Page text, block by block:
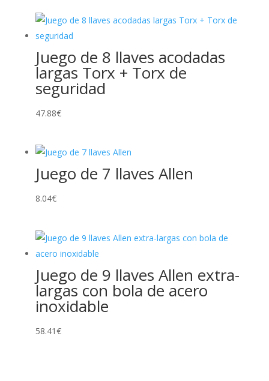
desde
hasta
5.90€
Juego de 8 llaves acodadas
largas Torx + Torx de
seguridad
47.88€
Juego de 7 llaves Allen
8.04€
Juego de 9 llaves Allen extra-
largas con bola de acero
inoxidable
58.41€